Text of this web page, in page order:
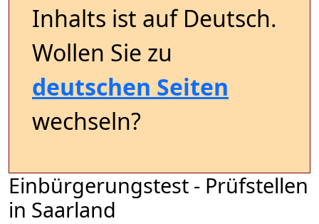
Inhalts ist auf Deutsch.
Wollen Sie zu
deutschen Seiten
wechseln?
Einbürgerungstest - Prüfstellen
in Saarland